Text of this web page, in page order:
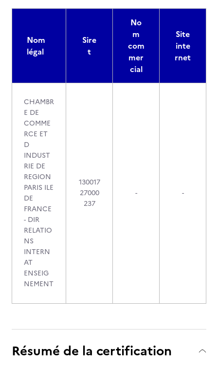
Nom
légal
Sire
t
No
m
com
mer
cial
Site
inte
rnet
CHAMBR
E DE
COMME
RCE ET
D
INDUST
RIE DE
REGION
PARIS ILE
DE
FRANCE
- DIR
RELATIO
NS
INTERN
AT
ENSEIG
NEMENT
130017
27000
237
- -
Résumé de la certification